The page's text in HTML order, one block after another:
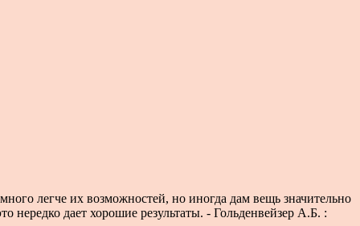
легче их возможностей, но иногда дам вещь значительно
нередко дает хорошие результаты. - Гольденвейзер А.Б. :